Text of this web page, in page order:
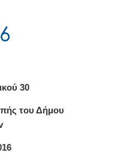
30
τoυ Δήμoυ